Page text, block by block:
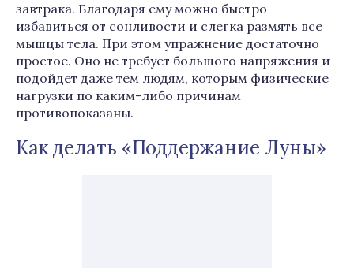
завтрака. Благодаря ему можно быстро
избавиться от сонливости и слегка размять все
мышцы тела. При этом упражнение достаточно
простое. Оно не требует большого напряжения и
подойдет даже тем людям, которым физические
нагрузки по каким-либо причинам
противопоказаны.
Как делать «Поддержание Луны»